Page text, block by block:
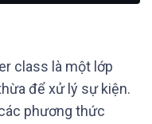
class là một lớp
để xử lý sự kiện.
phương thức